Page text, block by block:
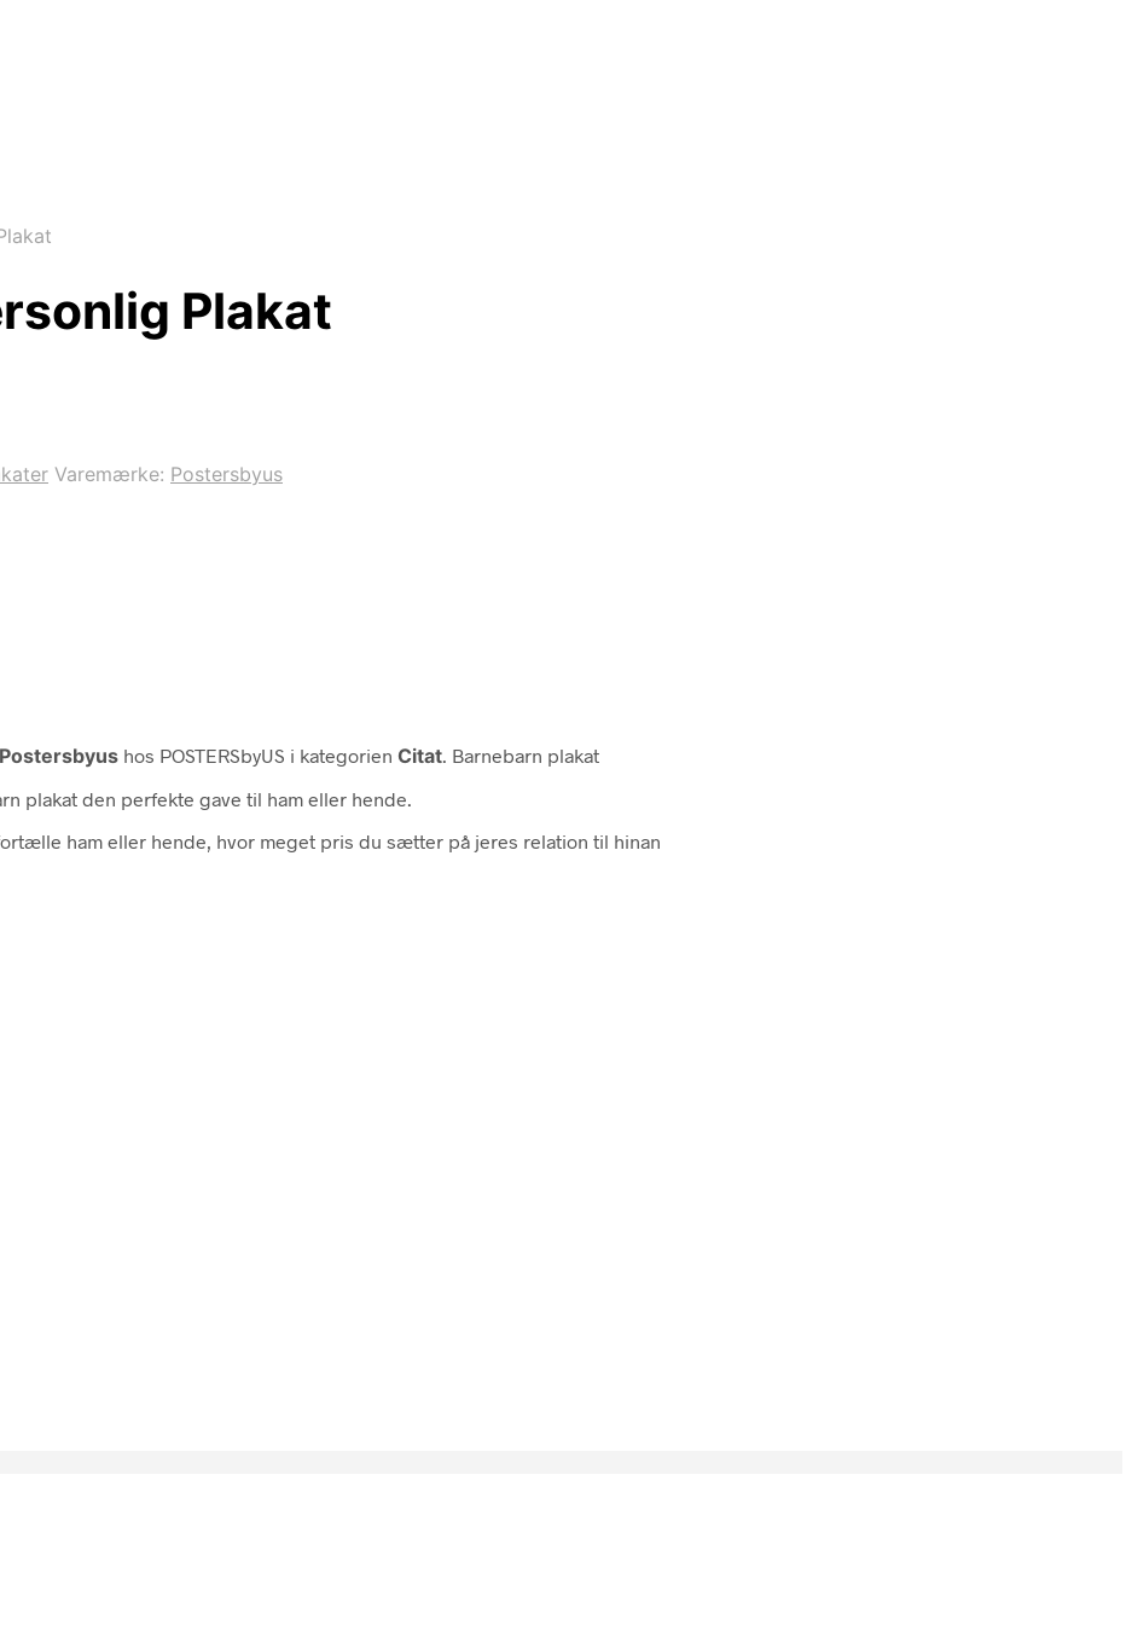
Plakat
Varemærke: Postersbyus
Postersbyus hos POSTERSbyUS i kategorien Citat . Barnebarn plakat
plakat den perfekte gave til ham eller hende.
ham eller hende, hvor meget pris du sætter på jeres relation til hinan